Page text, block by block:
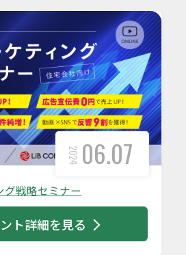
2024 06.07
グ戦略セミナー
ト詳細を見る